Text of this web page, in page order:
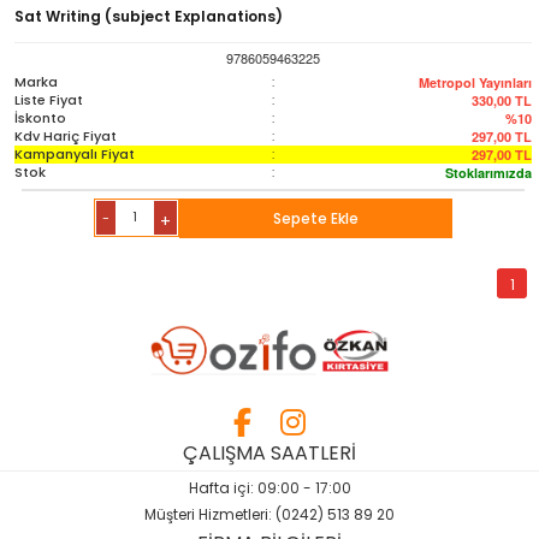
Sözlük-Atlas
Yardımcı Kaynak Kitaplar
Ambalaj Ürünleri
Sat Writing (subject Explanations)
9786059463225
Marka
: Metropol Yayınları
Liste Fiyat : 330,00 TL
İskonto : %10
Kdv Hariç Fiyat : 297,00 TL
Kampanyalı Fiyat : 297,00 TL
Stok : Stoklarımızda
- + Sepete Ekle
1
ÇALIŞMA SAATLERİ
Hafta içi: 09:00 - 17:00
Müşteri Hizmetleri: (0242) 513 89 20